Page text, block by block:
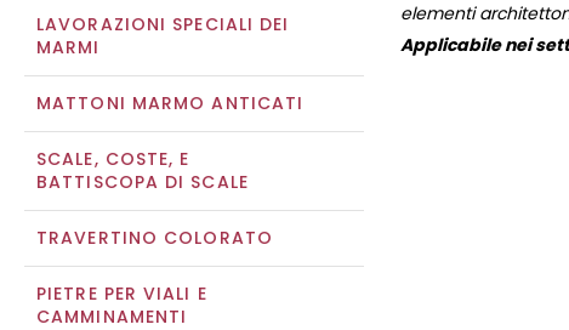
LAVORAZIONI SPECIALI DEI
MARMI
MATTONI MARMO ANTICATI
SCALE, COSTE, E
BATTISCOPA DI SCALE
TRAVERTINO COLORATO
PIETRE PER VIALI E
CAMMINAMENTI
elementi
Applicabile nei